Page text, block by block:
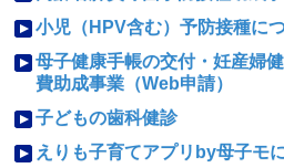
小児（HPV含む）予防接種に
母子健康手帳の交付・妊産婦
費助成事業（Web申請）
子どもの歯科健診
えりも子育てアプリby母子モ